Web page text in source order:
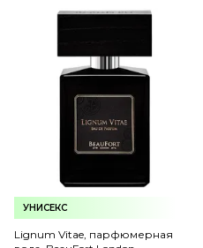
УНИСЕКС
Lignum Vitae, парфюмерная